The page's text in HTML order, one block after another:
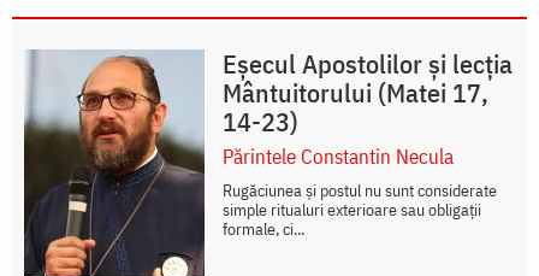
Eșecul Apostolilor și lecția
Mântuitorului (Matei 17,
14-23)
Părintele Constantin Necula
Rugăciunea și postul nu sunt considerate
simple ritualuri exterioare sau obligații
formale, ci...